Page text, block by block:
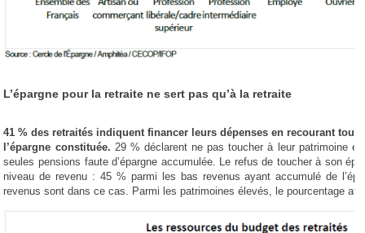
L’épargne pour la retraite ne sert pas qu’à la retraite
41 % des retraités indiquent financer leurs dépenses en recourant tout
l’épargne constituée. 29 % déclarent ne pas toucher à leur patrimoine
seules pensions faute d’épargne accumulée. Le refus de toucher à son
niveau de revenu : 45 % parmi les bas revenus ayant accumulé de
revenus sont dans ce cas. Parmi les patrimoines élevés, le pourcentage